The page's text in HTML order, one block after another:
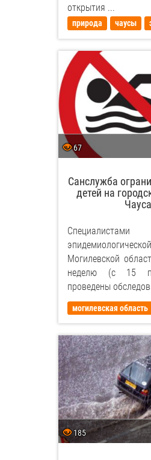
открытия ...
природа чаусы
67
Санслужба
детей на
Могилевской
неделю (с 15
проведены
могилевская область
185